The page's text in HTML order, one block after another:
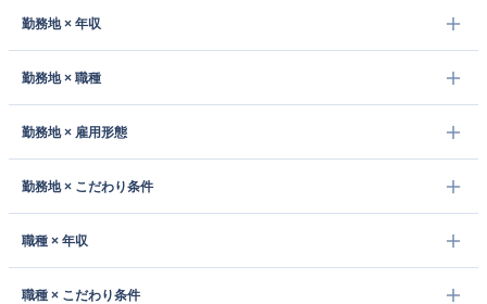
勤務地 × 年収
勤務地 × 職種
勤務地 × 雇用形態
勤務地 × こだわり条件
職種 × 年収
職種 × こだわり条件